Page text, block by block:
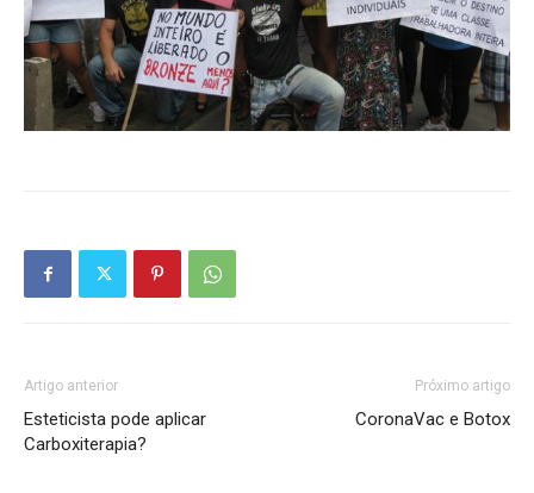
Artigo anterior
Esteticista pode aplicar
Carboxiterapia?
Próximo artigo
CoronaVac e Botox